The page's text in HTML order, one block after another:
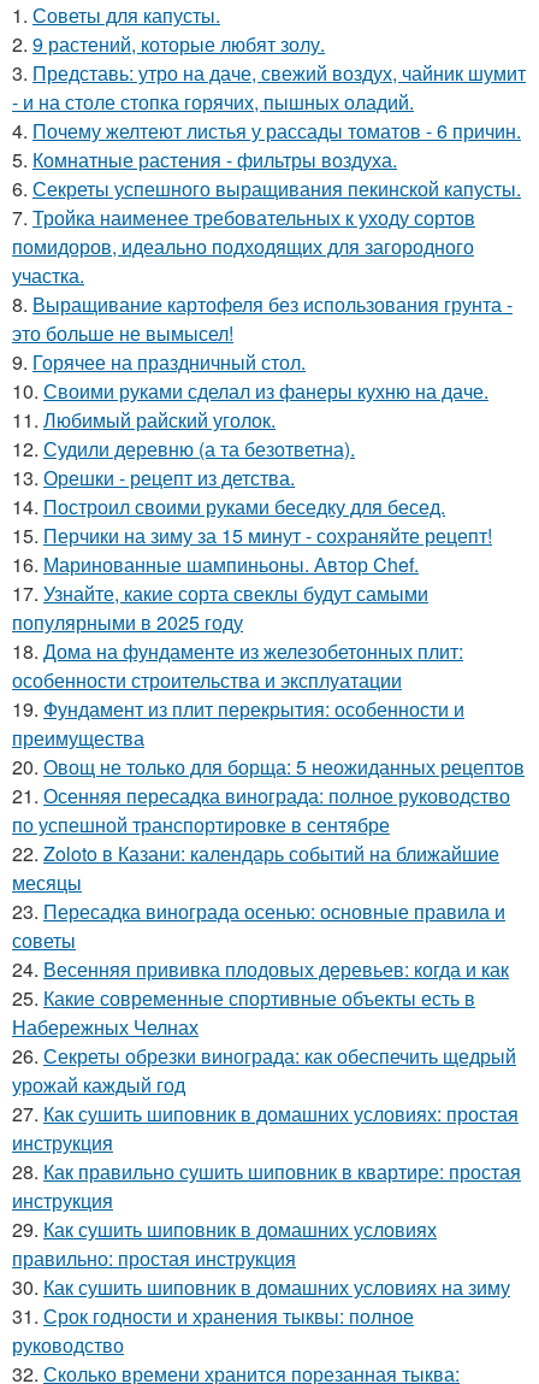
1. Советы для капусты.
2. 9 растений, которые любят золу.
3. Представь: утро на даче, свежий воздух, чайник шумит
- и на столе стопка горячих, пышных оладий.
4. Почему желтеют листья у рассады томатов - 6 причин.
5. Комнатные растения - фильтры воздуха.
6. Секреты успешного выращивания пекинской капусты.
7. Тройка наименее требовательных к уходу сортов
помидоров, идеально подходящих для загородного
участка.
8. Выращивание картофеля без использования грунта -
это больше не вымысел!
9. Горячее на праздничный стол.
10. Своими руками сделал из фанеры кухню на даче.
11. Любимый райский уголок.
12. Судили деревню (а та безответна).
13. Орешки - рецепт из детства.
14. Построил своими руками беседку для бесед.
15. Перчики на зиму за 15 минут - сохраняйте рецепт!
16. Маринованные шампиньоны. Автор Chef.
17. Узнайте, какие сорта свеклы будут самыми
популярными в 2025 году
18. Дома на фундаменте из железобетонных плит:
особенности строительства и эксплуатации
19. Фундамент из плит перекрытия: особенности и
преимущества
20. Овощ не только для борща: 5 неожиданных рецептов
21. Осенняя пересадка винограда: полное руководство
по успешной транспортировке в сентябре
22. Zoloto в Казани: календарь событий на ближайшие
месяцы
23. Пересадка винограда осенью: основные правила и
советы
24. Весенняя прививка плодовых деревьев: когда и как
25. Какие современные спортивные объекты есть в
Набережных Челнах
26. Секреты обрезки винограда: как обеспечить щедрый
урожай каждый год
27. Как сушить шиповник в домашних условиях: простая
инструкция
28. Как правильно сушить шиповник в квартире: простая
инструкция
29. Как сушить шиповник в домашних условиях
правильно: простая инструкция
30. Как сушить шиповник в домашних условиях на зиму
31. Срок годности и хранения тыквы: полное
руководство
32. Сколько времени хранится порезанная тыква: